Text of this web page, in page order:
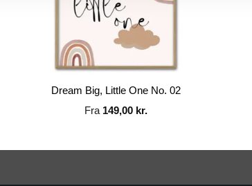
Dream Big, Little One No. 02
Fra 149,00 kr.